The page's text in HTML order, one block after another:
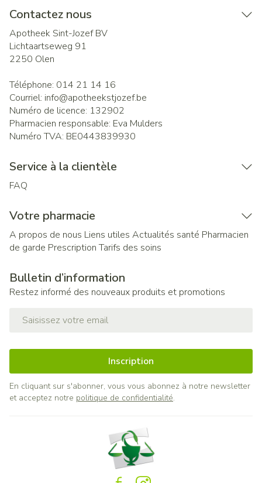
Contactez nous
Apotheek Sint-Jozef BV
Lichtaartseweg 91
2250 Olen
Téléphone: 014 21 14 16
Courriel: info@apotheekstjozef.be
Numéro de licence: 132902
Pharmacien responsable: Eva Mulders
Numéro TVA: BE0443839930
Service à la clientèle
FAQ
Votre pharmacie
A propos de nous Liens utiles Actualités santé Pharmacien
de garde Prescription Tarifs des soins
Bulletin d’information
Restez informé des nouveaux produits et promotions
Inscription
En cliquant sur s'abonner, vous vous abonnez à notre newsletter
et acceptez notre politique de confidentialité.